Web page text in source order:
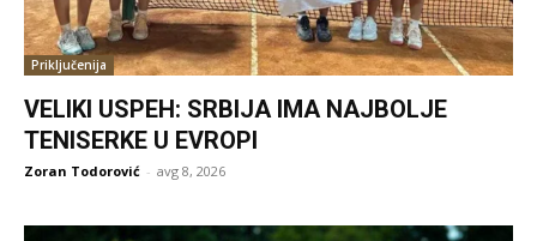
Priključenija
VELIKI USPEH: SRBIJA IMA NAJBOLJE
TENISERKE U EVROPI
Zoran Todorović - avg 8, 2026